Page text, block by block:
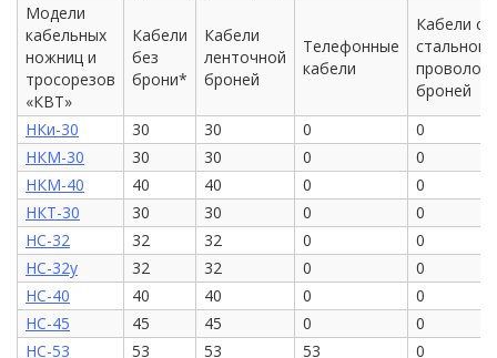
Модели
кабельных
ножниц и
тросорезов
«КВТ»
Кабели
без
брони*
Кабели
ленточной
броней
Телефонные
кабели
Кабели со
стальной
броней
НКи-30
30 30 0
0
НКМ-30
30 30 0
0
НКМ-40
40 40 0
0
НКТ-30
30 30 0
0
НС-32
32 32 0
0
НС-32у
32 32 0
0
НС-40
40 40 0
0
НС-45
45 45 0
0
НС-53
53 53 53
0